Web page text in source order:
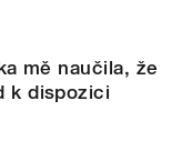
mě naučila, že
k dispozici